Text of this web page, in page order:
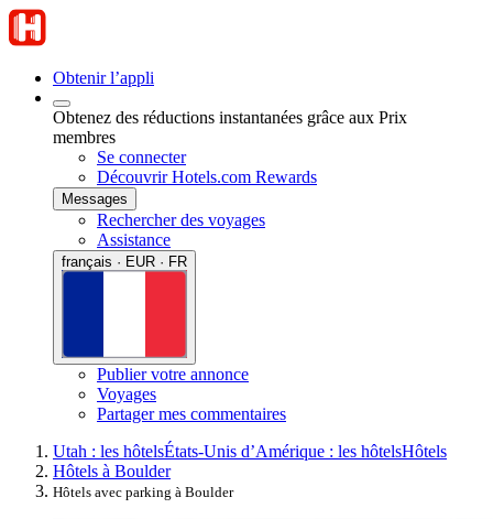
Obtenir l’appli
Obtenez des réductions instantanées grâce aux Prix
membres
Se connecter
Découvrir Hotels.com Rewards
Messages
Rechercher des voyages
Assistance
français · EUR · FR
Publier votre annonce
Voyages
Partager mes commentaires
Utah : les hôtelsÉtats-Unis d’Amérique : les hôtelsHôtels
Hôtels à Boulder
Hôtels avec parking à Boulder